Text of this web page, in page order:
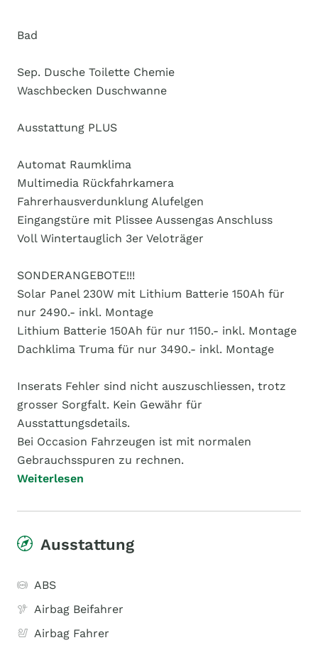
Bad
Sep. Dusche Toilette Chemie
Waschbecken Duschwanne
Ausstattung PLUS
Automat Raumklima
Multimedia Rückfahrkamera
Fahrerhausverdunklung Alufelgen
Eingangstüre mit Plissee Aussengas Anschluss
Voll Wintertauglich 3er Veloträger
SONDERANGEBOTE!!!
Solar Panel 230W mit Lithium Batterie 150Ah für
nur 2490.- inkl. Montage
Lithium Batterie 150Ah für nur 1150.- inkl. Montage
Dachklima Truma für nur 3490.- inkl. Montage
Inserats Fehler sind nicht auszuschliessen, trotz
grosser Sorgfalt. Kein Gewähr für
Ausstattungsdetails.
Bei Occasion Fahrzeugen ist mit normalen
Gebrauchsspuren zu rechnen.
Weiterlesen
Ausstattung
ABS
Airbag Beifahrer
Airbag Fahrer